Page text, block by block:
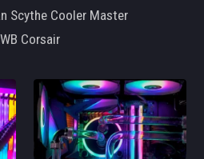
Scythe Cooler Master
Corsair